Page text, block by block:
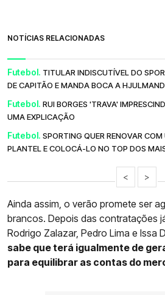
NOTÍCIAS RELACIONADAS
Futebol. TITULAR INDISCUTÍVEL DO
DE CAPITÃO E MANDA BOCA A HJULMAND
Futebol. RUI BORGES 'TRAVA'
UMA EXPLICAÇÃO
Futebol. SPORTING QUER RENOVAR
PLANTEL E COLOCÁ-LO NO TOP DOS
< >
Ainda assim, o verão promete ser
brancos. Depois das contratações
Rodrigo Zalazar, Pedro Lima e Issa
sabe que terá igualmente de
para equilibrar as contas do